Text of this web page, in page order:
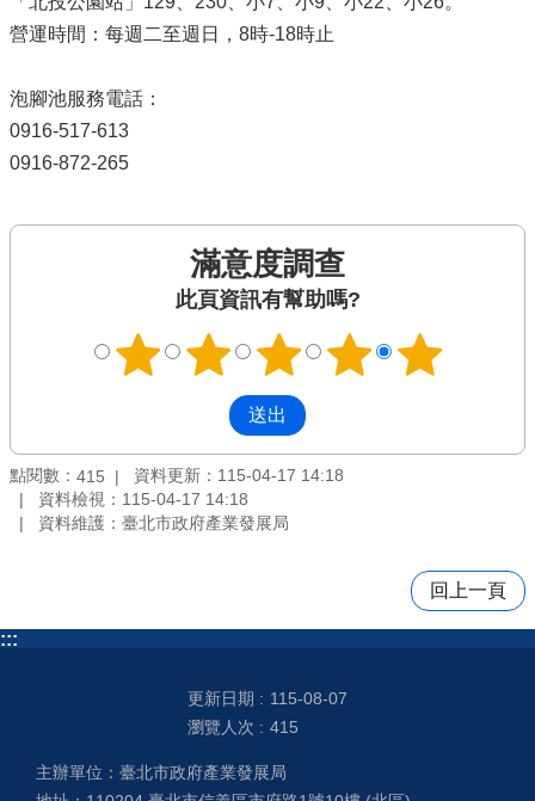
營運時間：每週二至週日，8時-18時止
泡腳池服務電話：
0916-517-613
0916-872-265
滿意度調查
此頁資訊有幫助嗎?
點閱數： 415
資料更新：115-04-17 14:18
資料檢視：115-04-17 14:18
資料維護：臺北市政府產業發展局
回上一頁
:::
更新日期
115-08-07
瀏覽人次
415
主辦單位：臺北市政府產業發展局